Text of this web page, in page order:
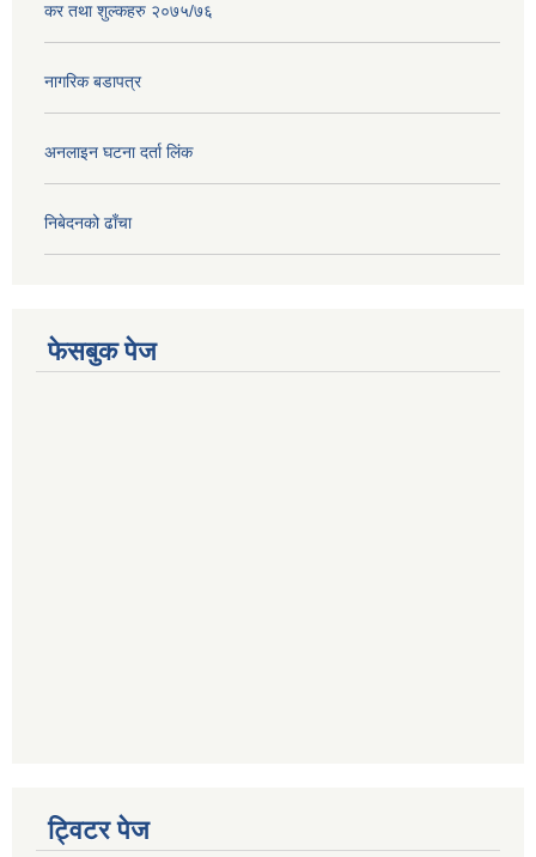
कर तथा शुल्कहरु २०७५/७६
नागरिक बडापत्र
अनलाइन घटना दर्ता लिंक
निबेदनको ढाँचा
फेसबुक पेज
ट्विटर पेज